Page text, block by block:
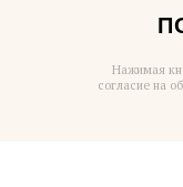
Нажимая
согласие на